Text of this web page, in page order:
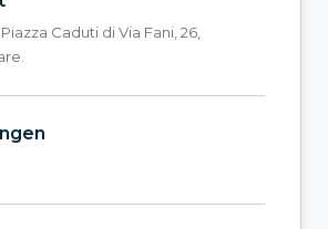
Caduti di Via Fani, 26,